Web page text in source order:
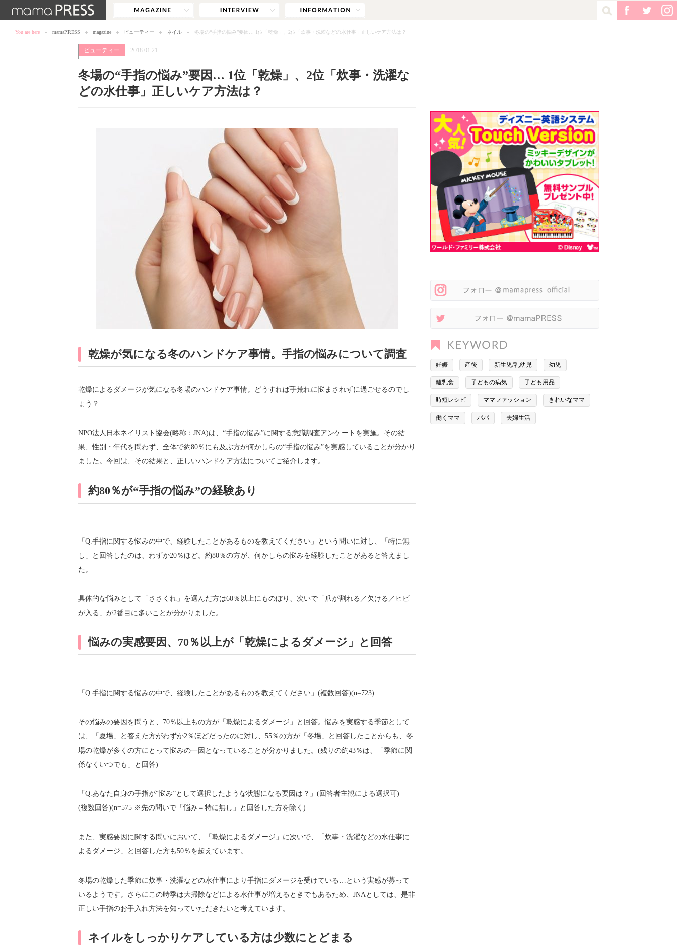
You are here mamaPRESS magazine ビューティー ネイル 冬場の“手指の悩み”要因… 1位「乾燥」、2位「炊事・洗濯などの水仕事」正しいケア方法は？
ビューティー 2018.01.21
冬場の“手指の悩み”要因… 1位「乾燥」、2位「炊事・洗濯な
どの水仕事」正しいケア方法は？
乾燥が気になる冬のハンドケア事情。手指の悩みについて調査
乾燥によるダメージが気になる冬場のハンドケア事情。どうすれば手荒れに悩まされずに過ごせるのでし
ょう？
NPO法人日本ネイリスト協会(略称：JNA)は、“手指の悩み”に関する意識調査アンケートを実施。その結
果、性別・年代を問わず、全体で約80％にも及ぶ方が何かしらの“手指の悩み”を実感していることが分かり
ました。今回は、その結果と、正しいハンドケア方法についてご紹介します。
約80％が“手指の悩み”の経験あり
「Q.手指に関する悩みの中で、経験したことがあるものを教えてください」という問いに対し、「特に無
し」と回答したのは、わずか20％ほど。約80％の方が、何かしらの悩みを経験したことがあると答えまし
た。
具体的な悩みとして「ささくれ」を選んだ方は60％以上にものぼり、次いで「爪が割れる／欠ける／ヒビ
が入る」が2番目に多いことが分かりました。
悩みの実感要因、70％以上が「乾燥によるダメージ」と回答
「Q.手指に関する悩みの中で、経験したことがあるものを教えてください」(複数回答)(n=723)
その悩みの要因を問うと、70％以上もの方が「乾燥によるダメージ」と回答。悩みを実感する季節として
は、「夏場」と答えた方がわずか2％ほどだったのに対し、55％の方が「冬場」と回答したことからも、冬
場の乾燥が多くの方にとって悩みの一因となっていることが分かりました。(残りの約43％は、「季節に関
係なくいつでも」と回答)
「Q.あなた自身の手指が“悩み”として選択したような状態になる要因は？」(回答者主観による選択可)
(複数回答)(n=575 ※先の問いで「悩み＝特に無し」と回答した方を除く)
また、実感要因に関する問いにおいて、「乾燥によるダメージ」に次いで、「炊事・洗濯などの水仕事に
よるダメージ」と回答した方も50％を超えています。
冬場の乾燥した季節に炊事・洗濯などの水仕事により手指にダメージを受けている…という実感が募って
いるようです。さらにこの時季は大掃除などによる水仕事が増えるときでもあるため、JNAとしては、是非
正しい手指のお手入れ方法を知っていただきたいと考えています。
ネイルをしっかりケアしている方は少数にとどまる
妊娠 産後 新生児/乳幼児 幼児
離乳食 子どもの病気 子ども用品
時短レシピ ママファッション きれいなママ
働くママ パパ 夫婦生活